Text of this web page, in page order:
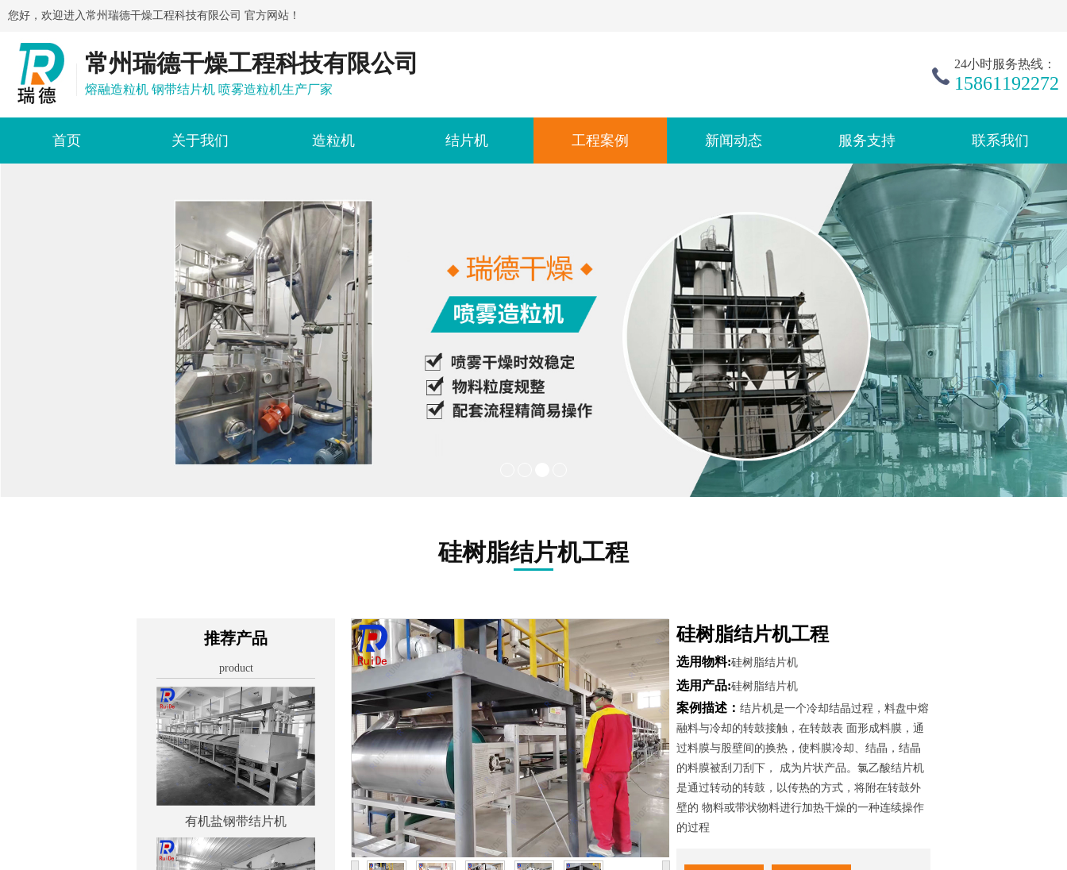
您好，欢迎进入常州瑞德干燥工程科技有限公司 官方网站！
常州瑞德干燥工程科技有限公司
熔融造粒机 钢带结片机 喷雾造粒机生产厂家
24小时服务热线：
15861192272
首页 关于我们 造粒机 结片机 工程案例 新闻动态 服务支持 联系我们
硅树脂结片机工程
推荐产品
product
有机盐钢带结片机
硅树脂结片机工程
选用物料:硅树脂结片机
选用产品:硅树脂结片机
案例描述： 结片机是一个冷却结晶过程，料盘中熔
融料与冷却的转鼓接触，在转鼓表 面形成料膜，通
过料膜与股壁间的换热，使料膜冷却、结晶，结晶
的料膜被刮刀刮下， 成为片状产品。氯乙酸结片机
是通过转动的转鼓，以传热的方式，将附在转鼓外
壁的 物料或带状物料进行加热干燥的一种连续操作
的过程